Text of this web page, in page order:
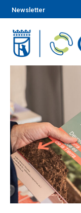
Newsletter